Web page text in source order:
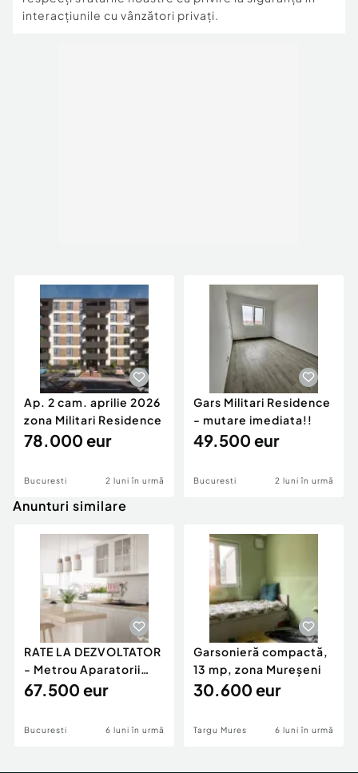
interacțiunile cu vânzători privați.
Ap. 2 cam. aprilie 2026
zona Militari Residence
78.000 eur
Bucuresti 2 luni în urmă
Gars Militari Residence
- mutare imediata!!
49.500 eur
Bucuresti 2 luni în urmă
Anunturi similare
RATE LA DEZVOLTATOR
- Metrou Aparatorii
Patriei -
67.500 eur
Bucuresti 6 luni în urmă
Garsonieră compactă,
13 mp, zona Mureșeni
30.600 eur
Targu Mures 6 luni în urmă